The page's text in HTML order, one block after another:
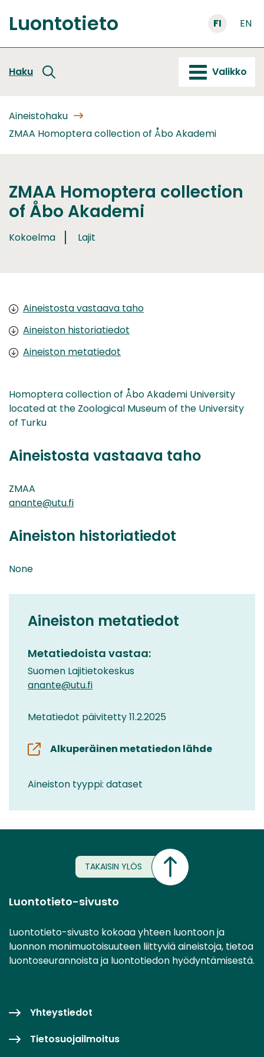
sisältöön
Etusivu
Luontotieto FI EN
Haku Valikko
Aineistohaku
ZMAA Homoptera collection of Åbo Akademi
ZMAA Homoptera collection
of Åbo Akademi
Kokoelma Lajit
Aineistosta vastaava taho
Aineiston historiatiedot
Aineiston metatiedot
Homoptera collection of Åbo Akademi University
located at the Zoological Museum of the University
of Turku
Aineistosta vastaava taho
ZMAA
anante@utu.fi
Aineiston historiatiedot
None
Aineiston metatiedot
Metatiedoista vastaa:
Suomen Lajitietokeskus
anante@utu.fi
Metatiedot päivitetty 11.2.2025
Alkuperäinen metatiedon lähde
Aineiston tyyppi: dataset
TAKAISIN YLÖS
Luontotieto-sivusto
Luontotieto-sivusto kokoaa yhteen luontoon ja
luonnon monimuotoisuuteen liittyviä aineistoja, tietoa
luontoseurannoista ja luontotiedon hyödyntämisestä.
Yhteystiedot
Tietosuojailmoitus